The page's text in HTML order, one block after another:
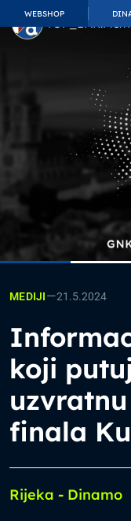
WEBSHOP
MEDIJI—21.5.2024
koji
finala
Rijeka - Dinamo